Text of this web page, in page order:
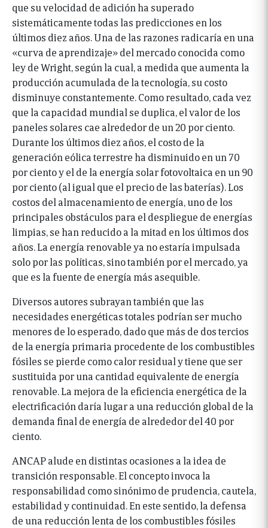
que su velocidad de adición ha superado
sistemáticamente todas las predicciones en los
últimos diez años. Una de las razones radicaría en una
«curva de aprendizaje» del mercado conocida como
ley de Wright, según la cual, a medida que aumenta la
producción acumulada de la tecnología, su costo
disminuye constantemente. Como resultado, cada vez
que la capacidad mundial se duplica, el valor de los
paneles solares cae alrededor de un 20 por ciento.
Durante los últimos diez años, el costo de la
generación eólica terrestre ha disminuido en un 70
por ciento y el de la energía solar fotovoltaica en un 90
por ciento (al igual que el precio de las baterías). Los
costos del almacenamiento de energía, uno de los
principales obstáculos para el despliegue de energías
limpias, se han reducido a la mitad en los últimos dos
años. La energía renovable ya no estaría impulsada
solo por las políticas, sino también por el mercado, ya
que es la fuente de energía más asequible.
Diversos autores subrayan también que las
necesidades energéticas totales podrían ser mucho
menores de lo esperado, dado que más de dos tercios
de la energía primaria procedente de los combustibles
fósiles se pierde como calor residual y tiene que ser
sustituida por una cantidad equivalente de energía
renovable. La mejora de la eficiencia energética de la
electrificación daría lugar a una reducción global de la
demanda final de energía de alrededor del 40 por
ciento.
ANCAP alude en distintas ocasiones a la idea de
transición responsable. El concepto invoca la
responsabilidad como sinónimo de prudencia, cautela,
estabilidad y continuidad. En este sentido, la defensa
de una reducción lenta de los combustibles fósiles